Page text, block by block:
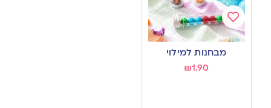
Add
מבחנות למילוי
₪1.90